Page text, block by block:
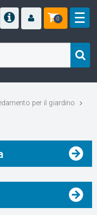
0
per il giardino